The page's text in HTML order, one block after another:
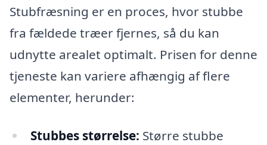
Stubfræsning er en proces, hvor stubbe
fra fældede træer fjernes, så du kan
udnytte arealet optimalt. Prisen for denne
tjeneste kan variere afhængig af flere
elementer, herunder:
Stubbes størrelse: Større stubbe